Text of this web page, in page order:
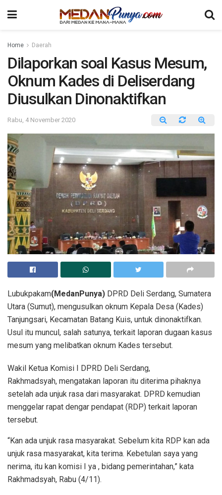
Home Daerah
Dilaporkan soal Kasus Mesum,
Oknum Kades di Deliserdang
Diusulkan Dinonaktifkan
Rabu, 4 November 2020
Lubukpakam(MedanPunya) DPRD Deli Serdang, Sumatera
Utara (Sumut), mengusulkan oknum Kepala Desa (Kades)
Tanjungsari, Kecamatan Batang Kuis, untuk dinonaktifkan.
Usul itu muncul, salah satunya, terkait laporan dugaan kasus
mesum yang melibatkan oknum Kades tersebut.
Wakil Ketua Komisi I DPRD Deli Serdang,
Rakhmadsyah, mengatakan laporan itu diterima pihaknya
setelah ada unjuk rasa dari masyarakat. DPRD kemudian
menggelar rapat dengar pendapat (RDP) terkait laporan
tersebut.
“Kan ada unjuk rasa masyarakat. Sebelum kita RDP kan ada
unjuk rasa masyarakat, kita terima. Kebetulan saya yang
nerima, itu kan komisi I ya , bidang pemerintahan,” kata
Rakhmadsyah, Rabu (4/11).